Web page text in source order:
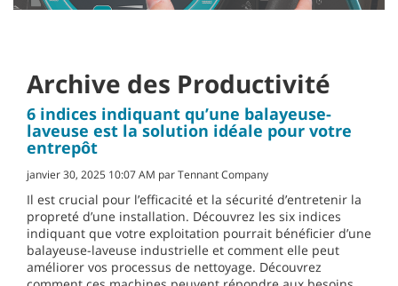
Archive des Productivité
6 indices indiquant qu’une balayeuse-
laveuse est la solution idéale pour votre
entrepôt
janvier 30, 2025 10:07 AM par Tennant Company
Il est crucial pour l’efficacité et la sécurité d’entretenir la
propreté d’une installation. Découvrez les six indices
indiquant que votre exploitation pourrait bénéficier d’une
balayeuse-laveuse industrielle et comment elle peut
améliorer vos processus de nettoyage. Découvrez